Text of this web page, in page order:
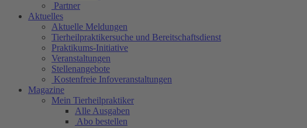
Partner
Aktuelles
Aktuelle Meldungen
Tierheilpraktikersuche und Bereitschaftsdienst
Praktikums-Initiative
Veranstaltungen
Stellenangebote
Kostenfreie Infoveranstaltungen
Magazine
Mein Tierheilpraktiker
Alle Ausgaben
Abo bestellen